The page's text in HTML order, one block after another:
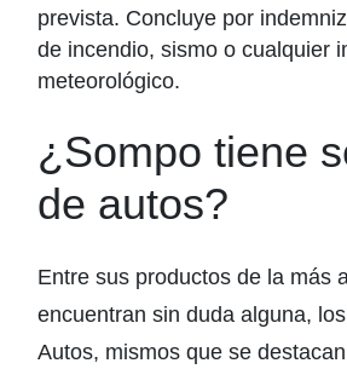
prevista. Concluye por
de incendio, sismo o cualquier
meteorológico.
¿Sompo tiene
de autos?
Entre sus productos de la más
encuentran sin duda alguna,
Autos, mismos que se